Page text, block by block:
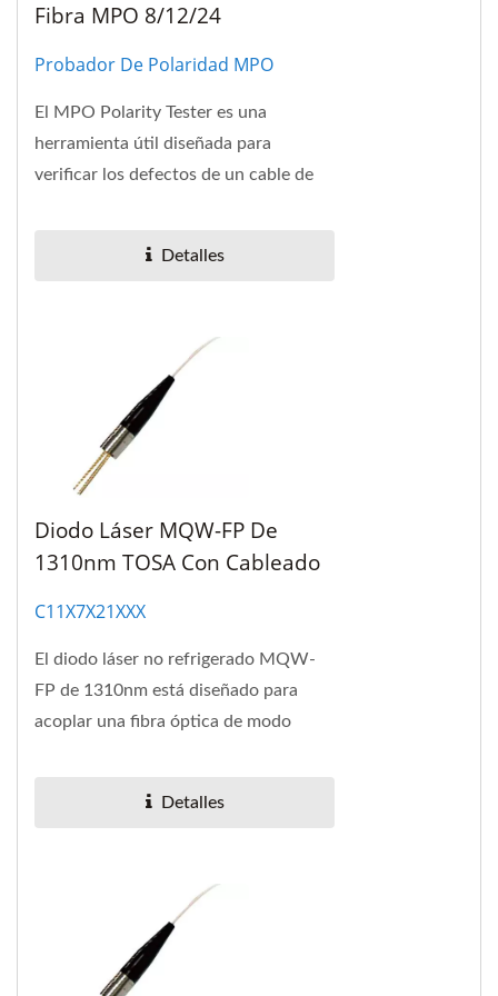
Fibra MPO 8/12/24
Probador De Polaridad MPO
El MPO Polarity Tester es una
herramienta útil diseñada para
verificar los defectos de un cable de
Detalles
Diodo Láser MQW-FP De
1310nm TOSA Con Cableado
C11X7X21XXX
El diodo láser no refrigerado MQW-
FP de 1310nm está diseñado para
acoplar una fibra óptica de modo
Detalles